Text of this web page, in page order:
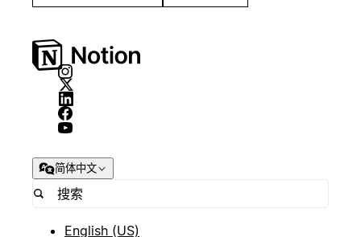
简体中文
English (US)